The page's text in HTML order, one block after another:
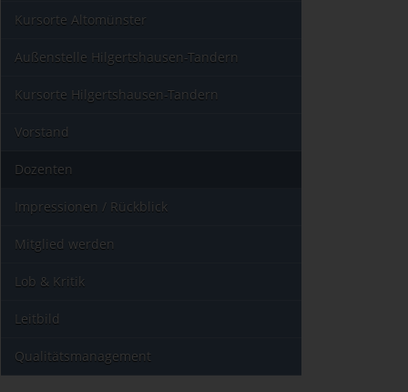
Kursorte Altomünster
Außenstelle Hilgertshausen-Tandern
Kursorte Hilgertshausen-Tandern
Vorstand
Dozenten
Impressionen / Rückblick
Mitglied werden
Lob & Kritik
Leitbild
Qualitätsmanagement